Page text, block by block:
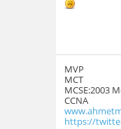
MVP
MCT
MCSE:2003
CCNA
https://